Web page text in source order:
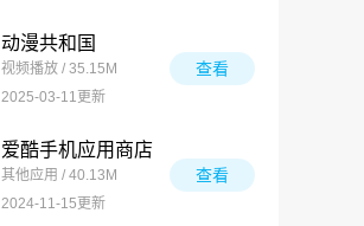
动漫共和国
视频播放 / 35.15M
2025-03-11更新
查看
爱酷手机应用商店
其他应用 / 40.13M
2024-11-15更新
查看